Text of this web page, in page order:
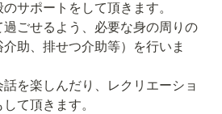
サポートをして頂きます。
ごせるよう、必要な身の周りの
助、排せつ介助等）を行いま
を楽しんだり、レクリエーショ
て頂きます。